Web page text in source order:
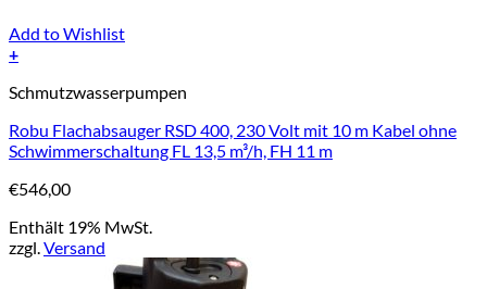
Add to Wishlist
+
Schmutzwasserpumpen
Robu Flachabsauger RSD 400, 230 Volt mit 10 m Kabel ohne
Schwimmerschaltung FL 13,5 m³/h, FH 11 m
€546,00
Enthält 19% MwSt.
zzgl.Versand